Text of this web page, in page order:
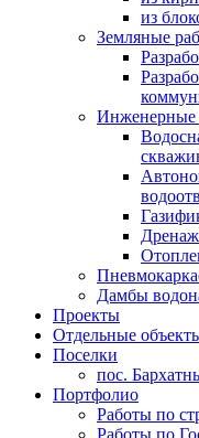
из
Земляные
Инженерные
Дамбы
Проекты
Отдельные
Поселки
пос.
Портфолио
Работы по
Работы по